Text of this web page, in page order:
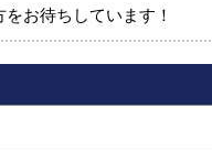
お待ちしています！